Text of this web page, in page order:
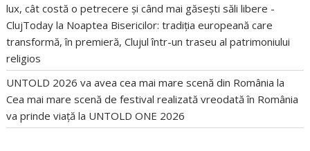
lux, cât costă o petrecere și când mai găsești săli libere -
ClujToday la Noaptea Bisericilor: tradiția europeană care
transformă, în premieră, Clujul într-un traseu al patrimoniului
religios
UNTOLD 2026 va avea cea mai mare scenă din România la
Cea mai mare scenă de festival realizată vreodată în România
va prinde viață la UNTOLD ONE 2026